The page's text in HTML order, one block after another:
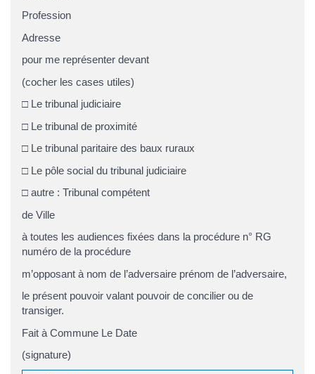
Profession
Adresse
pour me représenter devant
(cocher les cases utiles)
□ Le tribunal judiciaire
□ Le tribunal de proximité
□ Le tribunal paritaire des baux ruraux
□ Le pôle social du tribunal judiciaire
□ autre : Tribunal compétent
de Ville
à toutes les audiences fixées dans la procédure n° RG
numéro de la procédure
m’opposant à nom de l’adversaire prénom de l’adversaire,
le présent pouvoir valant pouvoir de concilier ou de
transiger.
Fait à Commune Le Date
(signature)